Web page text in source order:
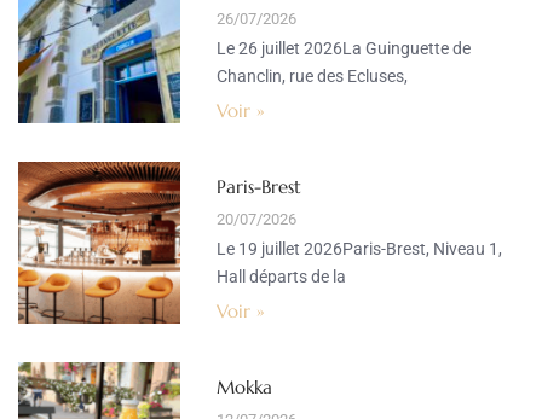
26/07/2026
Le 26 juillet 2026La Guinguette de
Chanclin, rue des Ecluses,
Voir »
Paris-Brest
20/07/2026
Le 19 juillet 2026Paris-Brest, Niveau 1,
Hall départs de la
Voir »
Mokka